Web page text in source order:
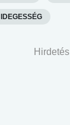
IDEGESSÉG
Hirdetés